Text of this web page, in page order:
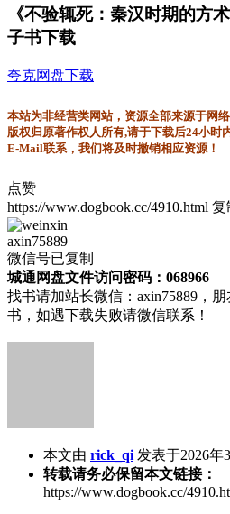
《不验辄死：秦汉时期的方
子书下载
夸克网盘下载
本站为非经营类网站，资源全部来源于网
版权归原著作权人所有,请于下载后24小时
E-Mail联系，我们将及时撤销相应资源！
点赞
https://www.dogbook.cc/4910.html 复
axin75889
微信号已复制
城通网盘文件访问密码：068966
找书请加站长微信：axin75889，
书，如遇下载失败请微信联系！
本文由 rick_qi 发表于2026年
转载请务必保留本文链接：
https://www.dogbook.cc/